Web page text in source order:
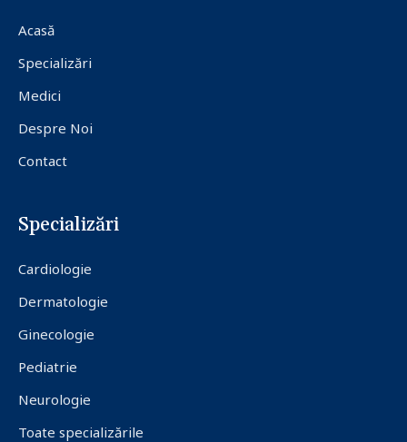
Acasă
Specializări
Medici
Despre Noi
Contact
Specializări
Cardiologie
Dermatologie
Ginecologie
Pediatrie
Neurologie
Toate specializările